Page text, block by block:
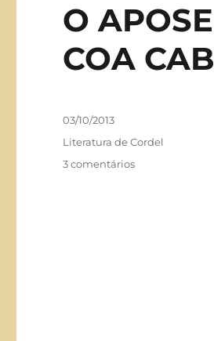
O
COA
Publicado
em
03/10/2013
Categorias
Literatura de Cordel
3 comentáriosem